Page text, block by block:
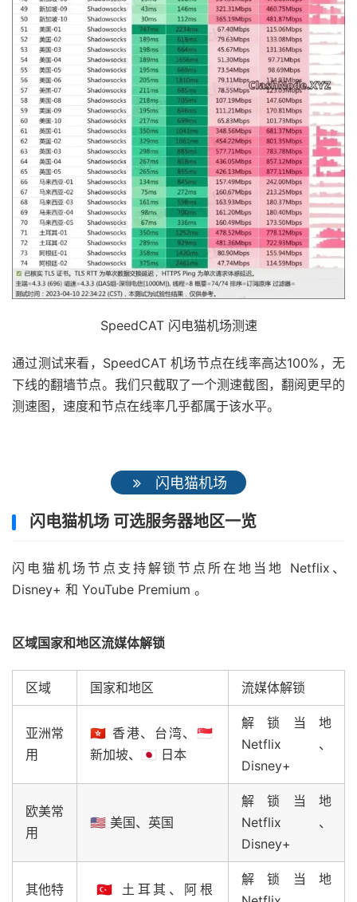
SpeedCAT 闪电猫机场测速
通过测试来看，SpeedCAT 机场节点在线率高达100%，无
下线的翻墙节点。我们只截取了一个测速截图，翻阅更早的
测速图，速度和节点在线率几乎都属于该水平。
闪电猫机场
闪电猫机场 可选服务器地区一览
闪电猫机场节点支持解锁节点所在地当地 Netflix、
Disney+ 和 YouTube Premium 。
区域国家和地区流媒体解锁
区域 国家和地区 流媒体解锁
亚洲常
用
🇭🇰 香港、台湾、🇸🇬
新加坡、🇯🇵 日本
解锁当地
Netflix、
Disney+
欧美常
用
🇺🇸 美国、英国
解锁当地
Netflix、
Disney+
其他特 🇹🇷 土耳其、阿根
解锁当地